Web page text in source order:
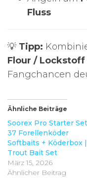
Fluss
💡 Tipp:
Flour / Lockstoff
Fangchancen
Ähnliche Beiträge
Soorex Pro Starter
37 Forellenköder
Softbaits + Köderbox |
Trout Bait Set
März 15, 2026
Ähnlicher Beitrag